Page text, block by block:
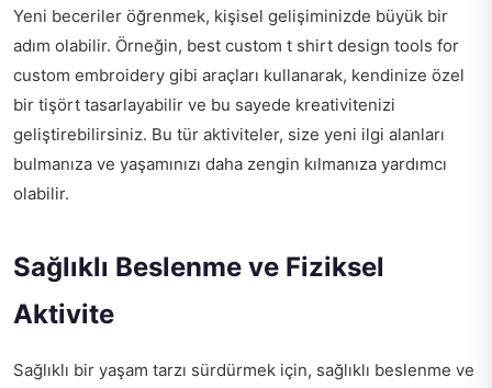
Yeni beceriler öğrenmek, kişisel gelişiminizde büyük bir
adım olabilir. Örneğin, best custom t shirt design tools for
custom embroidery gibi araçları kullanarak, kendinize özel
bir tişört tasarlayabilir ve bu sayede kreativitenizi
geliştirebilirsiniz. Bu tür aktiviteler, size yeni ilgi alanları
bulmanıza ve yaşamınızı daha zengin kılmanıza yardımcı
olabilir.
Sağlıklı Beslenme ve Fiziksel
Aktivite
Sağlıklı bir yaşam tarzı sürdürmek için, sağlıklı beslenme ve